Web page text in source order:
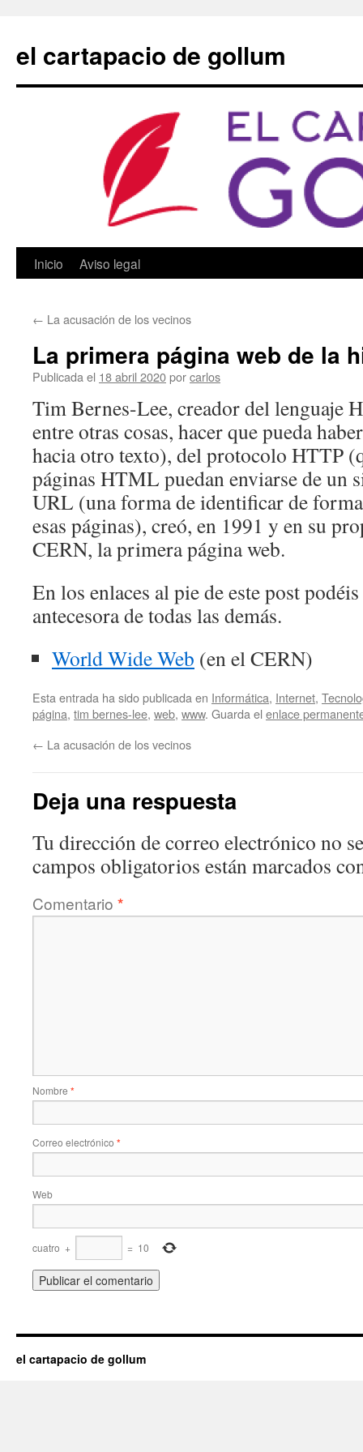
contenido
el cartapacio de gollum
Inicio Aviso legal
← La acusación de los vecinos
La primera página web de la
Publicada el 18 abril 2020porcarlos
Tim Bernes-Lee, creador del lenguaje
entre otras cosas, hacer que pueda
hacia otro texto), del protocolo HTTP
páginas HTML puedan enviarse de un
URL (una forma de identificar de
esas páginas), creó, en 1991 y en su
CERN, la primera página web.
En los enlaces al pie de este post
antecesora de todas las demás.
World Wide Web (en el CERN)
Esta entrada ha sido publicada en Informática, Internet,
página, tim bernes-lee, web, www. Guarda el enlace
← La acusación de los vecinos
Deja una respuesta
Tu dirección de correo electrónico no
campos obligatorios están marcados
Comentario *
Nombre *
Correo electrónico *
Web
cuatro + = 10
el cartapacio de gollum